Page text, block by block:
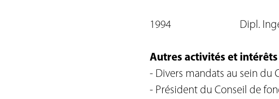
1994 Dipl.
Autres activités et intérêts
- Divers mandats au sein
- Président du Conseil de